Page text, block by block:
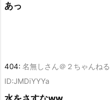
あっ
404: 名無しさん＠２ちゃんねる
ID:JMDiYYYa